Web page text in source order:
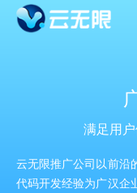
数字化营销
SEO优化
满足用
云无限推广公司以前沿
代码开发经验为广汉企